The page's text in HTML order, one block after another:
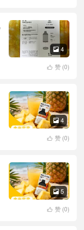
 4
 赞 (0)
 4
 赞 (0)
 5
 赞 (0)